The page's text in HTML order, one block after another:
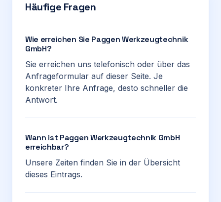
Häufige Fragen
Wie erreichen Sie Paggen Werkzeugtechnik
GmbH?
Sie erreichen uns telefonisch oder über das
Anfrageformular auf dieser Seite. Je
konkreter Ihre Anfrage, desto schneller die
Antwort.
Wann ist Paggen Werkzeugtechnik GmbH
erreichbar?
Unsere Zeiten finden Sie in der Übersicht
dieses Eintrags.